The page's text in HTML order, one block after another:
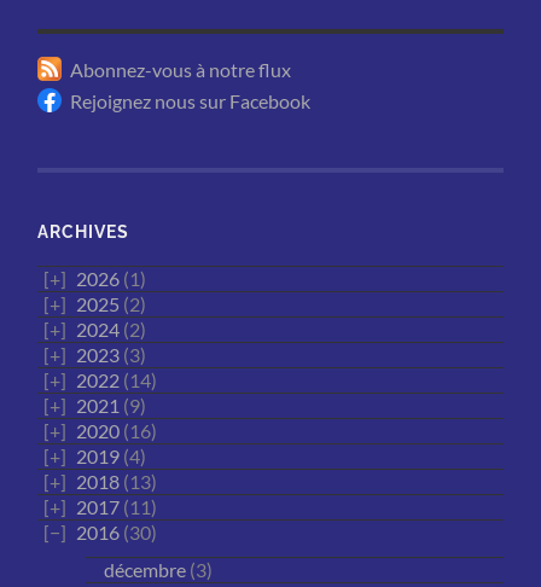
Abonnez-vous à notre flux
Rejoignez nous sur Facebook
ARCHIVES
2026 (1)
2025 (2)
2024 (2)
2023 (3)
2022 (14)
2021 (9)
2020 (16)
2019 (4)
2018 (13)
2017 (11)
2016 (30)
décembre (3)